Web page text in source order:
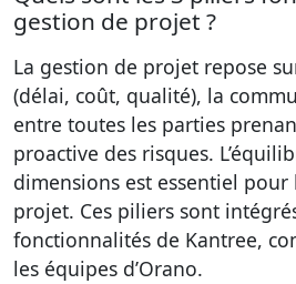
gestion de projet ?
La gestion de projet repose
(délai, coût, qualité), la
entre toutes les parties
proactive des risques.
dimensions est essentiel pour
projet. Ces piliers sont
fonctionnalités de Kantree,
les équipes d’Orano.